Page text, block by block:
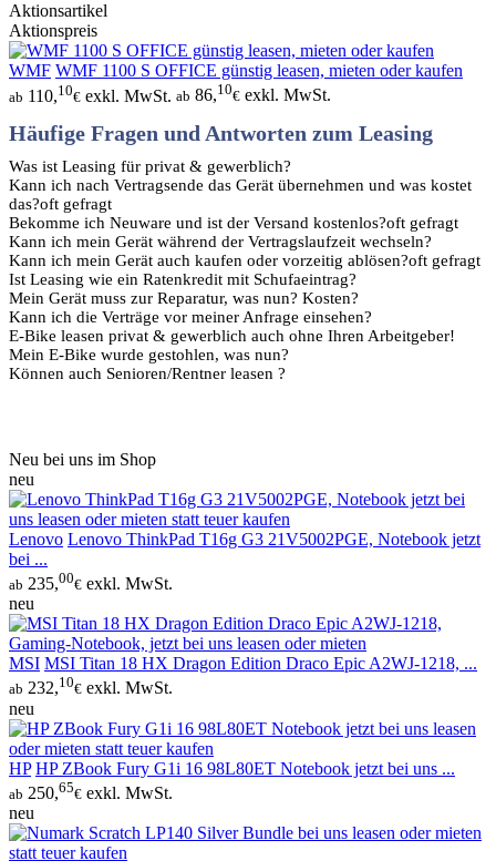
Aktionsartikel
Aktionspreis
WMF WMF 1100 S OFFICE günstig leasen, mieten oder kaufen
ab 110,10€ exkl. MwSt. ab 86,10€ exkl. MwSt.
Häufige Fragen und Antworten zum Leasing
Was ist Leasing für privat & gewerblich?
Kann ich nach Vertragsende das Gerät übernehmen und was kostet
das?oft gefragt
Bekomme ich Neuware und ist der Versand kostenlos?oft gefragt
Kann ich mein Gerät während der Vertragslaufzeit wechseln?
Kann ich mein Gerät auch kaufen oder vorzeitig ablösen?oft gefragt
Ist Leasing wie ein Ratenkredit mit Schufaeintrag?
Mein Gerät muss zur Reparatur, was nun? Kosten?
Kann ich die Verträge vor meiner Anfrage einsehen?
E-Bike leasen privat & gewerblich auch ohne Ihren Arbeitgeber!
Mein E-Bike wurde gestohlen, was nun?
Können auch Senioren/Rentner leasen ?
Neu bei uns im Shop
neu
Lenovo Lenovo ThinkPad T16g G3 21V5002PGE, Notebook jetzt
bei ...
ab 235,00€ exkl. MwSt.
neu
MSI MSI Titan 18 HX Dragon Edition Draco Epic A2WJ-1218, ...
ab 232,10€ exkl. MwSt.
neu
HP HP ZBook Fury G1i 16 98L80ET Notebook jetzt bei uns ...
ab 250,65€ exkl. MwSt.
neu